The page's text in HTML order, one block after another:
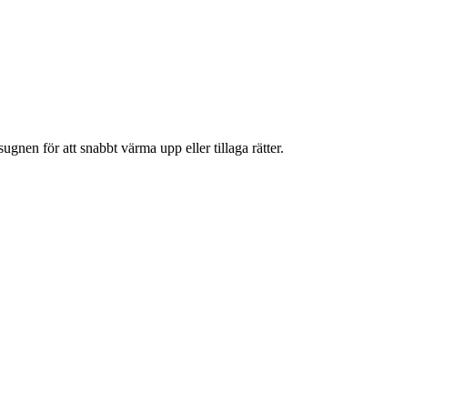
för att snabbt värma upp eller tillaga rätter.